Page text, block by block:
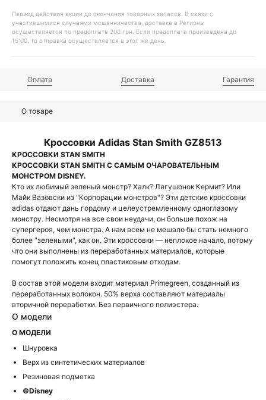
Период действия акции до окончания товарных запасов. В связи с
участившимися случаями мошенничества, доставка в Регионы
осуществляется по предоплате 200 грн. Если предоплата произведена до
15:00, то отправка осуществляется в этот же день.
Оплата Доставка Гарантия
О товаре
Кроссовки Adidas Stan Smith GZ8513
КРОССОВКИ STAN SMITH
КРОССОВКИ STAN SMITH С САМЫМ ОЧАРОВАТЕЛЬНЫМ
МОНСТРОМ DISNEY.
Кто их любимый зеленый монстр? Халк? Лягушонок Кермит? Или
Майк Вазовски из "Корпорации монстров"? Эти детские кроссовки
adidas отдают дань гордому и целеустремленному одноглазому
монстру. Несмотря на все свои неудачи, он больше похож на
супергероя, чем монстра. А нам всем не мешало бы стать немного
более "зелеными", как он. Эти кроссовки — неплохое начало, потому
что они выполнены из переработанных материалов, которые
помогут положить конец пластиковым отходам.
В состав этой модели входит материал Primegreen, созданный из
переработанных волокон. 50% верха составляют материалы
вторичной переработки. Без первичного полиэстера.
О модели
О МОДЕЛИ
Шнуровка
Верх из синтетических материалов
Резиновая подметка
©Disney